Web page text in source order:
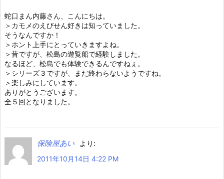
蛇口まん内藤さん、こんにちは。
＞カモメのえびせん好きは知っていました。
そうなんですか！
＞ホント上手にとっていきますよね。
＞昔ですが、松島の遊覧船で経験しました。
なるほど、松島でも体験できるんですねぇ。
＞シリーズ３ですが、まだ終わらないようですね。
＞楽しみにしています。
ありがとうございます。
全５回となりました。
保険屋あい
より:
2011年10月14日 4:22 PM